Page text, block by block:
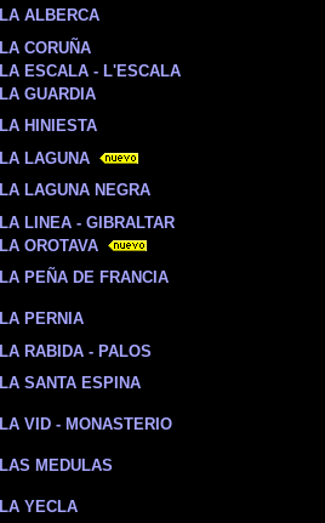
LA ALBERCA
LA CORUÑA
LA ESCALA - L'ESCALA
LA GUARDIA
LA HINIESTA
LA LAGUNA
LA LAGUNA NEGRA
LA LINEA - GIBRALTAR
LA OROTAVA
LA PEÑA DE FRANCIA
LA PERNIA
LA RABIDA - PALOS
LA SANTA ESPINA
LA VID - MONASTERIO
LAS MEDULAS
LA YECLA